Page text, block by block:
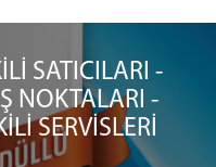
SATICILARI -
NOKTALARI -
SERVİSLERİ